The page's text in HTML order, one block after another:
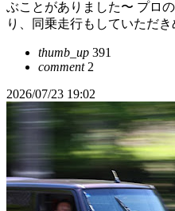
ぶことがありました〜 プロ
り、同乗走行もしていただ
thumb_up 391
comment2
2026/07/23 19:02